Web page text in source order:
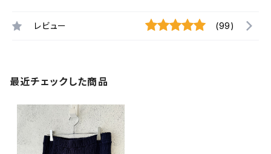
レビュー (99)
最近チェックした商品